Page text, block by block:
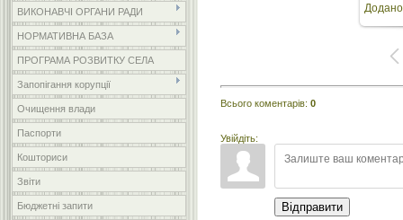
ВИКОНАВЧІ ОРГАНИ РАДИ
НОРМАТИВНА БАЗА
ПРОГРАМА РОЗВИТКУ СЕЛА
Запопігання корупції
Очищення влади
Паспорти
Кошториси
Звіти
Бюджетні запити
Додано
Всього коментарів: 0
Увійдіть:
Відправити